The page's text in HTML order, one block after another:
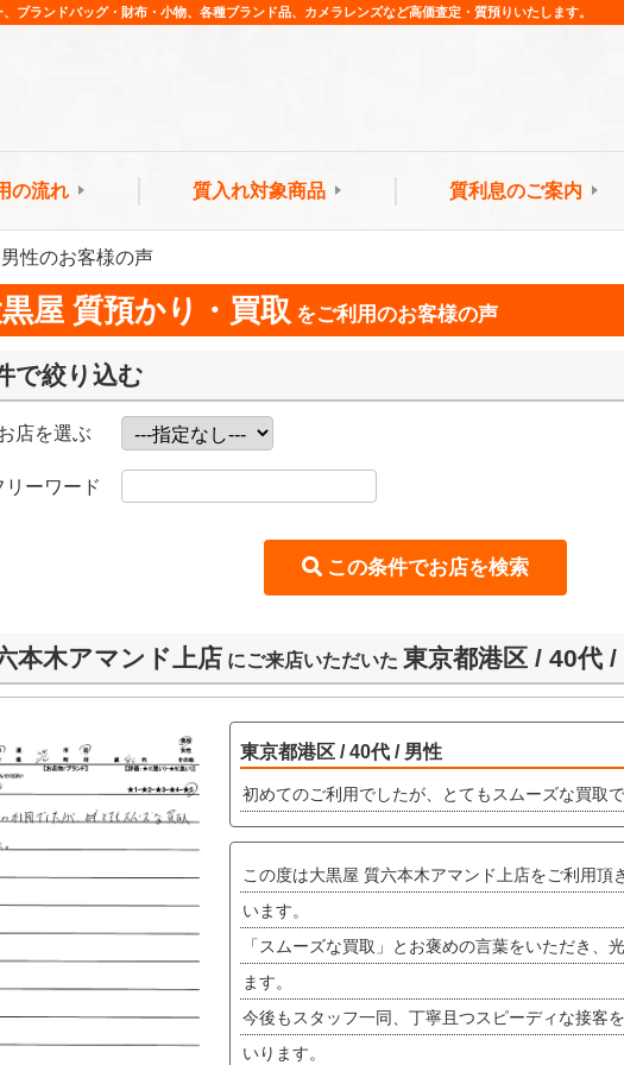
ブランドバッグ・財布・小物、各種ブランド品、カメラレンズなど高価査定・質預りいたします。
の流れ 質入れ対象商品 質利息のご案内
性のお客様の声
屋 質預かり・買取 をご利用のお客様の声
で絞り込む
店を選ぶ
リーワード
本木アマンド上店 にご来店いただいた 東京都港区 / 40代 /
東京都港区 / 40代 / 男性
初めてのご利用でしたが、とてもスムーズな買取で
この度は大黒屋 質六本木アマンド上店をご利用頂
います。
「スムーズな買取」とお褒めの言葉をいただき、
ます。
今後もスタッフ一同、丁寧且つスピーディな接客
いります。